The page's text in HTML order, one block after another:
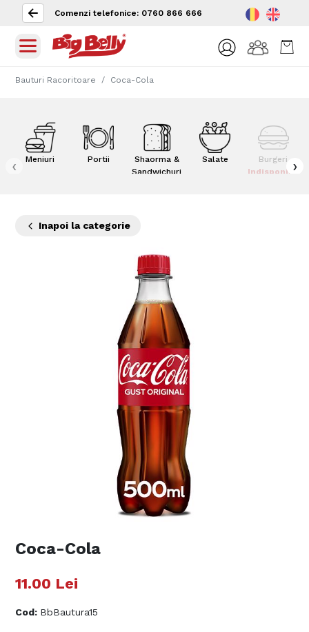
Comenzi telefonice: 0760 866 666
Bauturi Racoritoare Coca-Cola
Meniuri Portii
Shaorma &
Sandwichuri
Salate
Burgeri
Indisponibil
‹ ›
Inapoi la categorie
Coca-Cola
11.00 Lei
Cod: BbBautura15